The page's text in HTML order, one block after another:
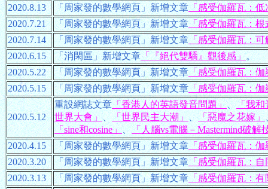
2020.8.13
「周家發的數學網頁」新增文章「感受伽羅瓦：
2020.7.21
「周家發的數學網頁」新增文章「感受伽羅瓦：
2020.7.14
「周家發的數學網頁」新增文章「感受伽羅瓦：
2020.6.15
「消閑區」新增文章「『絕代雙驕』觀後感」。
2020.5.22
「周家發的數學網頁」新增文章「感受伽羅瓦：
2020.5.15
「周家發的數學網頁」新增文章「感受伽羅瓦：伽
2020.5.12
重設網誌文章「香港人的英語發音問題」、「我和
世界大會」、「世界民主大潮」、「惡魔之花嫁」
「sine和cosine」、「人腦vs電腦－Mastermind破解
2020.4.15
「周家發的數學網頁」新增文章「感受伽羅瓦：伽
2020.3.20
「周家發的數學網頁」新增文章「感受伽羅瓦：自
2020.3.13
「周家發的數學網頁」新增文章「感受伽羅瓦：有